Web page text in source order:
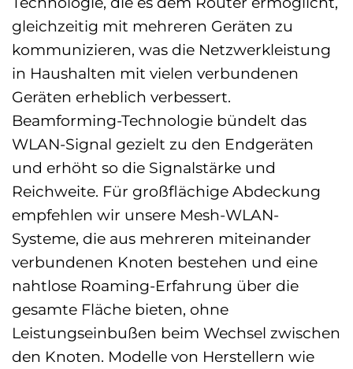
gleichzeitig mit mehreren Geräten zu
kommunizieren, was die Netzwerkleistung
in Haushalten mit vielen verbundenen
Geräten erheblich verbessert.
Beamforming-Technologie bündelt das
WLAN-Signal gezielt zu den Endgeräten
und erhöht so die Signalstärke und
Reichweite. Für großflächige Abdeckung
empfehlen wir unsere Mesh-WLAN-
Systeme, die aus mehreren miteinander
verbundenen Knoten bestehen und eine
nahtlose Roaming-Erfahrung über die
gesamte Fläche bieten, ohne
Leistungseinbußen beim Wechsel zwischen
den Knoten. Modelle von Herstellern wie